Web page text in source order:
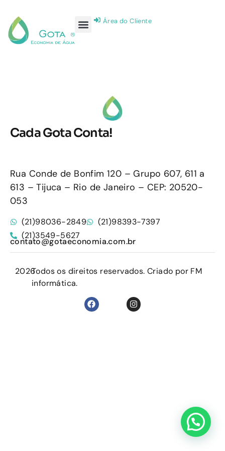
Área do Cliente
Cada Gota Conta!
Rua Conde de Bonfim 120 – Grupo 607, 611 a
613 – Tijuca – Rio de Janeiro – CEP: 20520-
053
(21)98036-2849
(21)98393-7397
(21)3549-5627
contato@gotaeconomia.com.br
2026Todos os direitos reservados. Criado por FM
informática.